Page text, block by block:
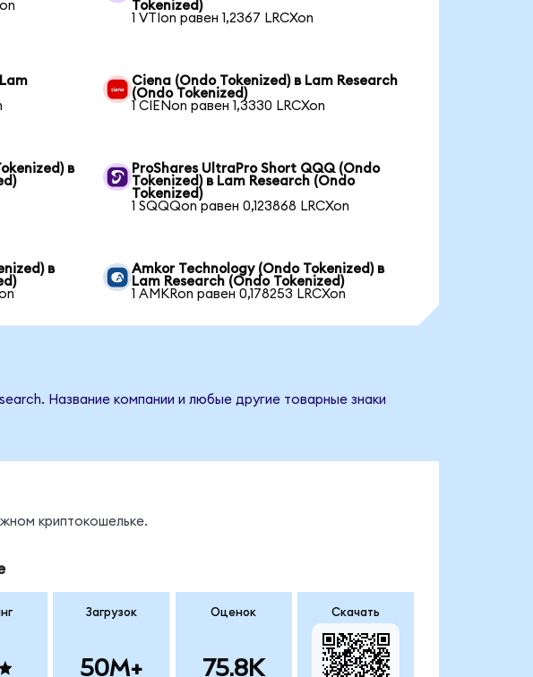
Tokenized)
1 VTIon равен 1,2367 LRCXon
Ciena (Ondo Tokenized) в Lam Research
(Ondo Tokenized)
1 CIENon равен 1,3330 LRCXon
в
ProShares UltraPro Short QQQ (Ondo
Tokenized) в Lam Research (Ondo
Tokenized)
1 SQQQon равен 0,123868 LRCXon
в
Amkor Technology (Ondo Tokenized) в
Lam Research (Ondo Tokenized)
1 AMKRon равен 0,178253 LRCXon
Название компании и любые другие товарные знаки
криптокошельке.
Загрузок
50M+
Оценок
75.8K
Скачать